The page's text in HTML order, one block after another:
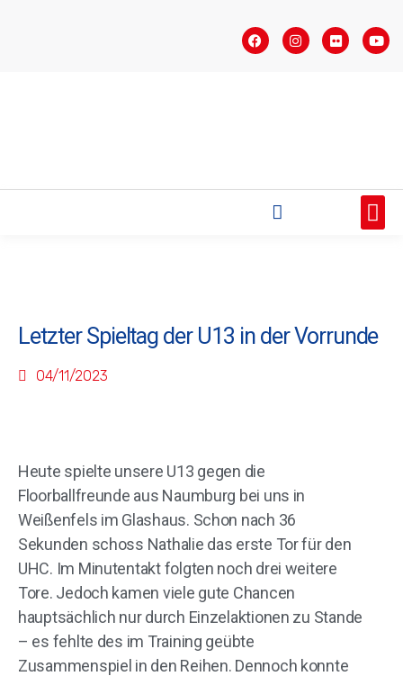
Letzter Spieltag der U13 in der Vorrunde
04/11/2023
Heute spielte unsere U13 gegen die
Floorballfreunde aus Naumburg bei uns in
Weißenfels im Glashaus. Schon nach 36
Sekunden schoss Nathalie das erste Tor für den
UHC. Im Minutentakt folgten noch drei weitere
Tore. Jedoch kamen viele gute Chancen
hauptsächlich nur durch Einzelaktionen zu Stande
– es fehlte des im Training geübte
Zusammenspiel in den Reihen. Dennoch konnte